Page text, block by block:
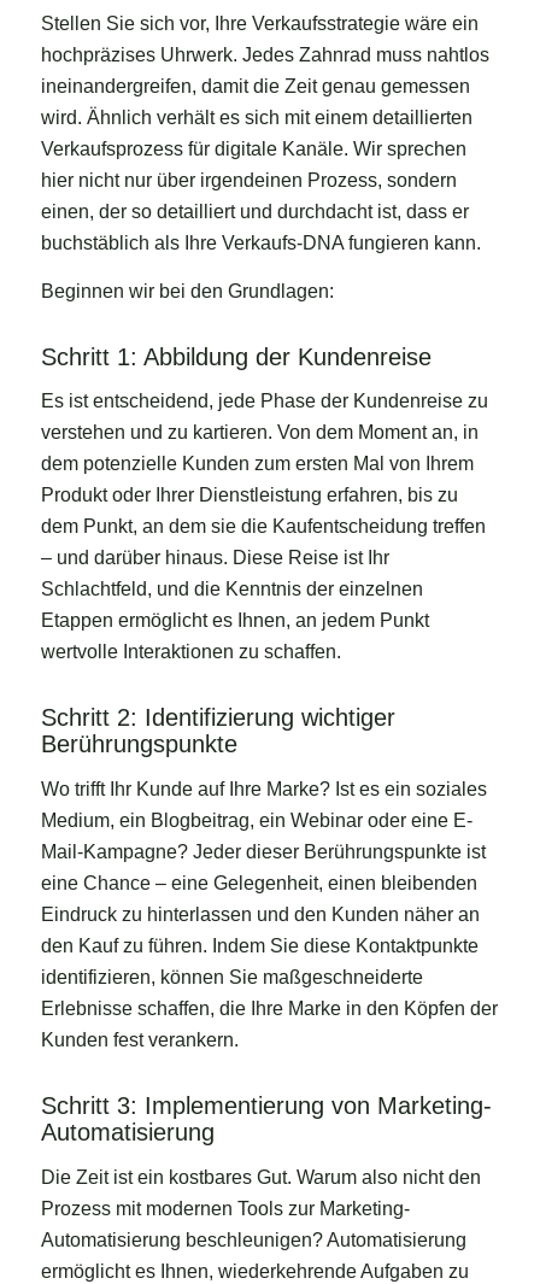
Stellen Sie sich vor, Ihre Verkaufsstrategie wäre ein
hochpräzises Uhrwerk. Jedes Zahnrad muss nahtlos
ineinandergreifen, damit die Zeit genau gemessen
wird. Ähnlich verhält es sich mit einem detaillierten
Verkaufsprozess für digitale Kanäle. Wir sprechen
hier nicht nur über irgendeinen Prozess, sondern
einen, der so detailliert und durchdacht ist, dass er
buchstäblich als Ihre Verkaufs-DNA fungieren kann.
Beginnen wir bei den Grundlagen:
Schritt 1: Abbildung der Kundenreise
Es ist entscheidend, jede Phase der Kundenreise zu
verstehen und zu kartieren. Von dem Moment an, in
dem potenzielle Kunden zum ersten Mal von Ihrem
Produkt oder Ihrer Dienstleistung erfahren, bis zu
dem Punkt, an dem sie die Kaufentscheidung treffen
– und darüber hinaus. Diese Reise ist Ihr
Schlachtfeld, und die Kenntnis der einzelnen
Etappen ermöglicht es Ihnen, an jedem Punkt
wertvolle Interaktionen zu schaffen.
Schritt 2: Identifizierung wichtiger
Berührungspunkte
Wo trifft Ihr Kunde auf Ihre Marke? Ist es ein soziales
Medium, ein Blogbeitrag, ein Webinar oder eine E-
Mail-Kampagne? Jeder dieser Berührungspunkte ist
eine Chance – eine Gelegenheit, einen bleibenden
Eindruck zu hinterlassen und den Kunden näher an
den Kauf zu führen. Indem Sie diese Kontaktpunkte
identifizieren, können Sie maßgeschneiderte
Erlebnisse schaffen, die Ihre Marke in den Köpfen der
Kunden fest verankern.
Schritt 3: Implementierung von Marketing-
Automatisierung
Die Zeit ist ein kostbares Gut. Warum also nicht den
Prozess mit modernen Tools zur Marketing-
Automatisierung beschleunigen? Automatisierung
ermöglicht es Ihnen, wiederkehrende Aufgaben zu